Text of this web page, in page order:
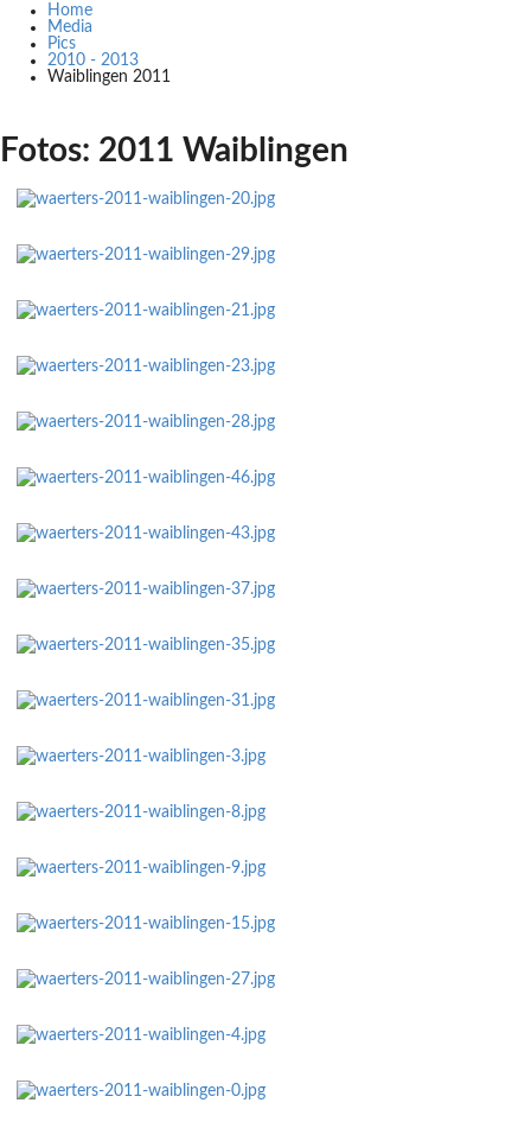
Home
Media
Pics
2010 - 2013
Waiblingen 2011
Fotos: 2011 Waiblingen